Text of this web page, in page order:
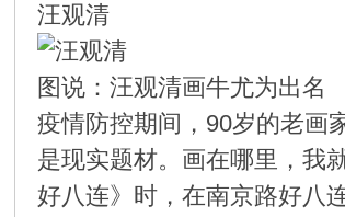
汪观清
图说：汪观清画牛尤为出名
疫情防控期间，90岁的老画
是现实题材。画在哪里，我
好八连》时，在南京路好八